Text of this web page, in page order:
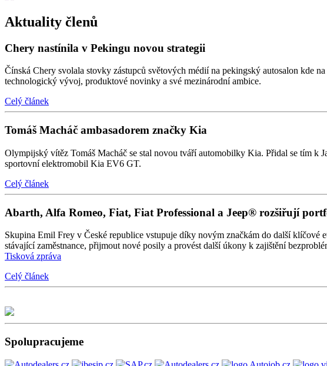
Aktuality členů
Chery nastínila v Pekingu novou strategii
Čínská Chery svolala stovky zástupců světových médií na pekingský autosalon kde
technologický vývoj, produktové novinky a své mezinárodní ambice.
Celý článek
Tomáš Macháč ambasadorem značky Kia
Olympijský vítěz Tomáš Macháč se stal novou tváří automobilky Kia. Přidal se tím k
sportovní elektromobil Kia EV6 GT.
Celý článek
Abarth, Alfa Romeo, Fiat, Fiat Professional a Jeep® rozšiřují
Skupina Emil Frey v České republice vstupuje díky novým značkám do další klíčové
stávající zaměstnance, přijmout nové posily a provést další úkony k zajištění
Tisková zpráva
Celý článek
Spolupracujeme